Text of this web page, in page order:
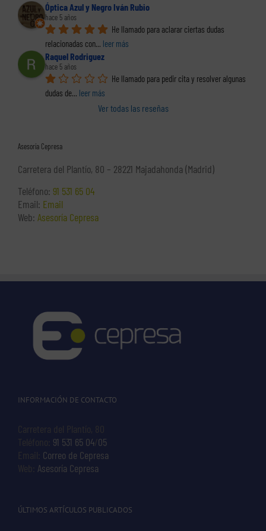
Óptica Azul y Negro Iván Rubio
hace 5 años
He llamado para aclarar ciertas dudas
relacionadas con... leer más
Raquel Rodriguez
hace 5 años
He llamado para pedir cita y resolver algunas
dudas de... leer más
Ver todas las reseñas
Asesoría Cepresa
Carretera del Plantío, 80 – 28221 Majadahonda (Madrid)
Teléfono: 91 531 65 04
Email: Email
Web: Asesoría Cepresa
INFORMACIÓN DE CONTACTO
Carretera del Plantío, 80
Teléfono: 91 531 65 04 05
Email: Correo de Cepresa
Web: Asesoría Cepresa
ÚLTIMOS ARTÍCULOS PUBLICADOS